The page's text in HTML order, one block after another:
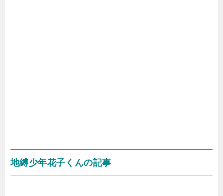
地縛少年花子くんの記事